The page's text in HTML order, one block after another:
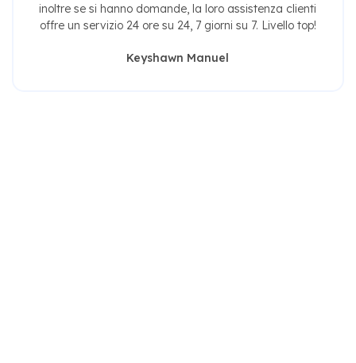
inoltre se si hanno domande, la loro assistenza clienti
offre un servizio 24 ore su 24, 7 giorni su 7. Livello top!
Keyshawn Manuel